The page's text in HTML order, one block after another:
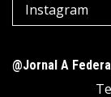
Instagram
@Jornal A